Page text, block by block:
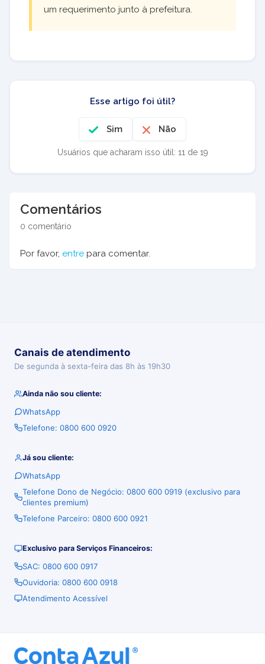
um requerimento junto à prefeitura.
Esse artigo foi útil?
Sim Não
Usuários que acharam isso útil: 11 de 19
Comentários
0 comentário
Por favor, entre para comentar.
Canais de atendimento
De segunda à sexta-feira das 8h às 19h30
Ainda não sou cliente:
WhatsApp
Telefone: 0800 600 0920
Já sou cliente:
WhatsApp
Telefone Dono de Negócio: 0800 600 0919 (exclusivo para
clientes premium)
Telefone Parceiro: 0800 600 0921
Exclusivo para Serviços Financeiros:
SAC: 0800 600 0917
Ouvidoria: 0800 600 0918
Atendimento Acessível